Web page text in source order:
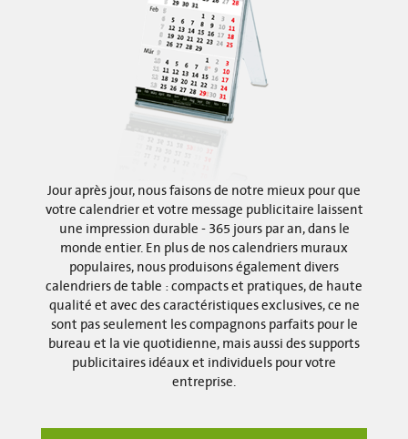
Jour après jour, nous faisons de notre mieux pour que
votre calendrier et votre message publicitaire laissent
une impression durable - 365 jours par an, dans le
monde entier. En plus de nos calendriers muraux
populaires, nous produisons également divers
calendriers de table : compacts et pratiques, de haute
qualité et avec des caractéristiques exclusives, ce ne
sont pas seulement les compagnons parfaits pour le
bureau et la vie quotidienne, mais aussi des supports
publicitaires idéaux et individuels pour votre
entreprise.